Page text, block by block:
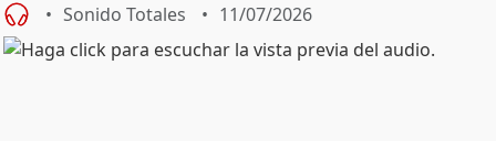
Sonido Totales 11/07/2026